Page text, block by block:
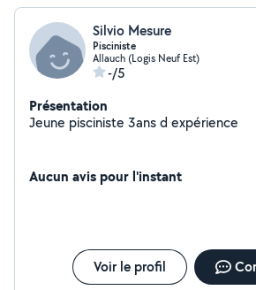
Silvio Mesure
Pisciniste
Allauch (Logis Neuf Est)
-/5
Présentation
Jeune pisciniste 3ans d expérience
Aucun avis pour l'instant
Voir le profil